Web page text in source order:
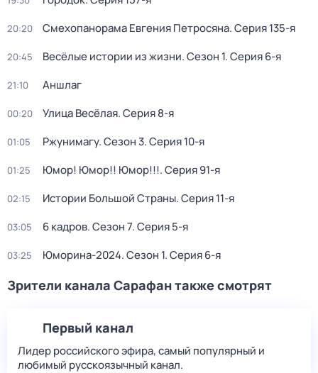
20:20 Смехопанорама Евгения Петросяна. Серия 135-я
20:45 Весёлые истории из жизни. Сезон 1. Серия 6-я
21:10 Аншлаг
00:20 Улица Весёлая. Серия 8-я
01:05 Ржунимагу. Сезон 3. Серия 10-я
01:25 Юмор! Юмор!! Юмор!!!. Серия 91-я
02:15 Истории Большой Страны. Серия 11-я
03:05 6 кадров. Сезон 7. Серия 5-я
03:25 Юморина-2024. Сезон 1. Серия 6-я
Зрители канала Сарафан также смотрят
Первый канал
Лидер российского эфира, самый популярный и
любимый русскоязычный канал.